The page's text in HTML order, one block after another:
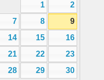
1
2
7 8
9
14 15
16
21 22
23
28 29
30